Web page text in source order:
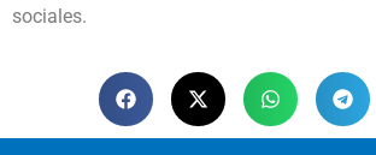
sociales.